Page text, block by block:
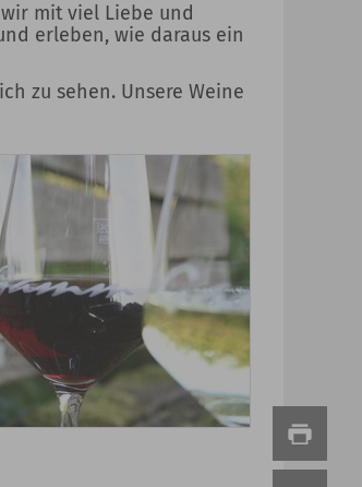
mit viel Liebe und
erleben, wie daraus ein
zu sehen. Unsere Weine